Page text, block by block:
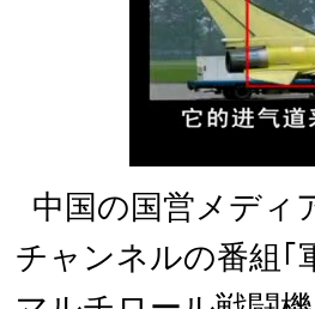
中国の国営メディ
チャンネルの番組｢